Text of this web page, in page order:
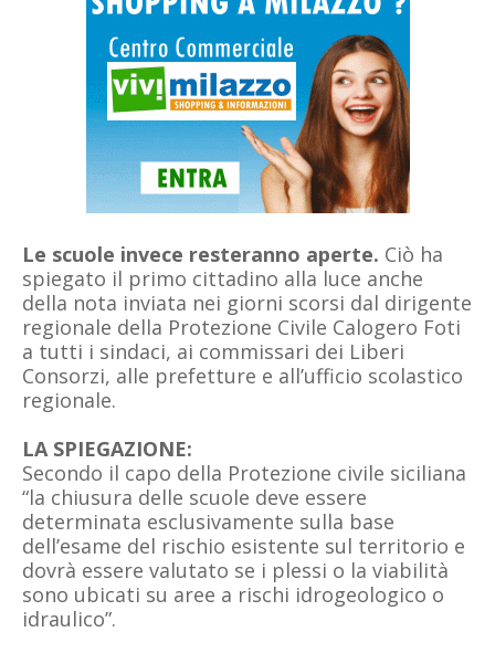
Le scuole invece resteranno aperte. Ciò ha
spiegato il primo cittadino alla luce anche
della nota inviata nei giorni scorsi dal dirigente
regionale della Protezione Civile Calogero Foti
a tutti i sindaci, ai commissari dei Liberi
Consorzi, alle prefetture e all’ufficio scolastico
regionale.
LA SPIEGAZIONE:
Secondo il capo della Protezione civile siciliana
“la chiusura delle scuole deve essere
determinata esclusivamente sulla base
dell’esame del rischio esistente sul territorio e
dovrà essere valutato se i plessi o la viabilità
sono ubicati su aree a rischi idrogeologico o
idraulico”.